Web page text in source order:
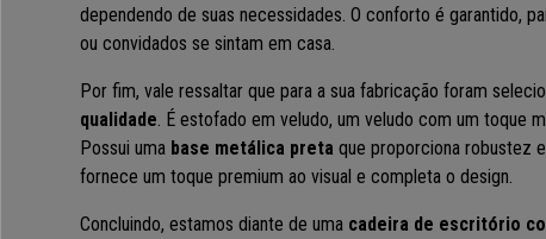
dependendo de suas necessidades. O conforto é garantido,
ou convidados se sintam em casa.
Por fim, vale ressaltar que para a sua fabricação foram
qualidade. É estofado em veludo, um veludo com um toque
Possui uma base metálica preta que proporciona robustez
fornece um toque premium ao visual e completa o design.
Concluindo, estamos diante de uma cadeira de escritório